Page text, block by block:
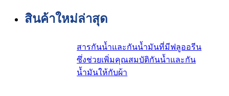
สินค้าใหม่ล่าสุด
สารกันน้ำและกันน้ำมันที่มีฟลูออรีน
ซึ่งช่วยเพิ่มคุณสมบัติกันน้ำและกัน
น้ำมันให้กับผ้า